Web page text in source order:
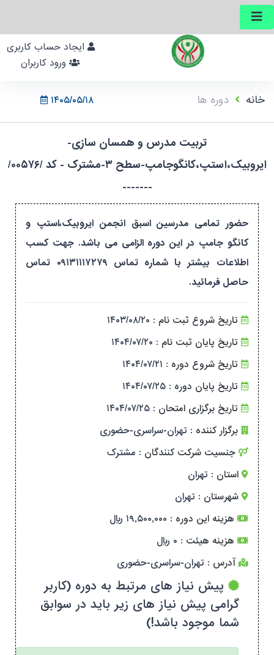
۱۴۰۵/۰۵/۱۸ خانه دوره ها
تربیت مدرس و همسان سازی-
ایروبیک،استپ،کانگوجامپ-سطح ۳-مشترک - کد /۰۰۵۷۶/
-------
حضور تمامی مدرسین اسبق انجمن ایروبیک،استپ و
کانگو جامپ در این دوره الزامی می باشد. جهت کسب
اطلاعات بیشتر با شماره تماس ۰۹۱۳۱۱۱۷۲۷۹ تماس
حاصل فرمائید.
تاریخ شروع ثبت نام : ۱۴۰۳/۰۸/۲۰
تاریخ پایان ثبت نام : ۱۴۰۴/۰۷/۲۰
تاریخ شروع دوره : ۱۴۰۴/۰۷/۲۱
تاریخ پایان دوره : ۱۴۰۴/۰۷/۲۵
تاریخ برگزاری امتحان : ۱۴۰۴/۰۷/۲۵
برگزار کننده : تهران-سراسری-حضوری
جنسیت شرکت کنندگان : مشترک
استان : تهران
شهرستان : تهران
هزینه این دوره : ۱۹,۵۰۰,۰۰۰ ریال
هزینه هیئت : ۰ ریال
آدرس : تهران-سراسری-حضوری
پیش نیاز های مرتبط به دوره (کاربر
گرامی پیش نیاز های زیر باید در سوابق
شما موجود باشد!)